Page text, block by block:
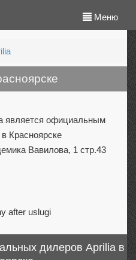
Меню
является официальным
в Красноярске
Вавилова, 1 стр.43
after uslugi
дилеров Aprilia в